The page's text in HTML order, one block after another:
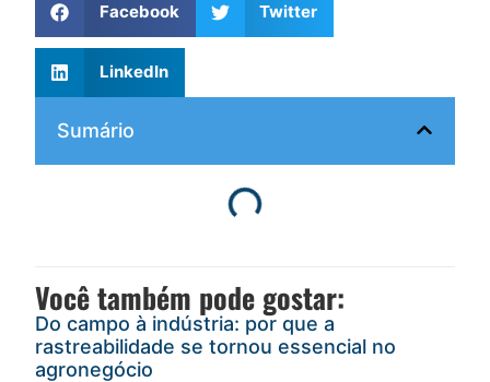
Facebook Twitter
LinkedIn
Sumário
Você também pode gostar:
Do campo à indústria: por que a
rastreabilidade se tornou essencial no
agronegócio